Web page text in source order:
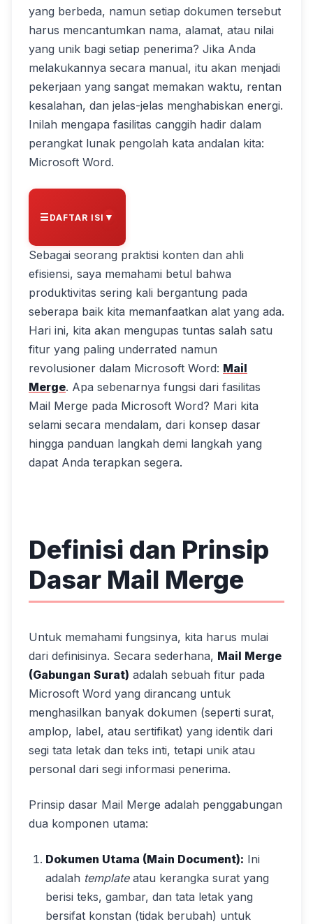
yang berbeda, namun setiap dokumen tersebut
harus mencantumkan nama, alamat, atau nilai
yang unik bagi setiap penerima? Jika Anda
melakukannya secara manual, itu akan menjadi
pekerjaan yang sangat memakan waktu, rentan
kesalahan, dan jelas-jelas menghabiskan energi.
Inilah mengapa fasilitas canggih hadir dalam
perangkat lunak pengolah kata andalan kita:
Microsoft Word.
DAFTAR ISI ▼
Sebagai seorang praktisi konten dan ahli
efisiensi, saya memahami betul bahwa
produktivitas sering kali bergantung pada
seberapa baik kita memanfaatkan alat yang ada.
Hari ini, kita akan mengupas tuntas salah satu
fitur yang paling underrated namun
revolusioner dalam Microsoft Word: Mail
Merge. Apa sebenarnya fungsi dari fasilitas
Mail Merge pada Microsoft Word? Mari kita
selami secara mendalam, dari konsep dasar
hingga panduan langkah demi langkah yang
dapat Anda terapkan segera.
Definisi dan Prinsip
Dasar Mail Merge
Untuk memahami fungsinya, kita harus mulai
dari definisinya. Secara sederhana, Mail Merge
(Gabungan Surat) adalah sebuah fitur pada
Microsoft Word yang dirancang untuk
menghasilkan banyak dokumen (seperti surat,
amplop, label, atau sertifikat) yang identik dari
segi tata letak dan teks inti, tetapi unik atau
personal dari segi informasi penerima.
Prinsip dasar Mail Merge adalah penggabungan
dua komponen utama:
Dokumen Utama (Main Document): Ini
adalah templateatau kerangka surat yang
berisi teks, gambar, dan tata letak yang
bersifat konstan (tidak berubah) untuk